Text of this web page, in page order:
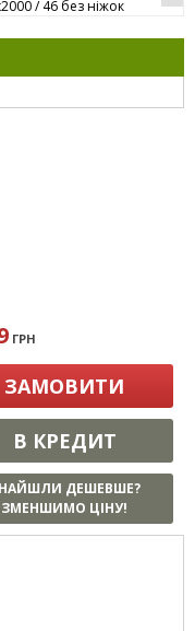
ГРН
ЗАМОВИТИ
В КРЕДИТ
ДЕШЕВШЕ?
ЗМЕНШИМО ЦІНУ!